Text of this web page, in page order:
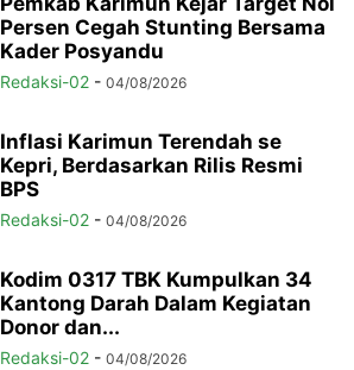
Persen Cegah Stunting Bersama
Kader Posyandu
Redaksi-02 - 04/08/2026
Inflasi Karimun Terendah se
Kepri, Berdasarkan Rilis Resmi
BPS
Redaksi-02 - 04/08/2026
Kodim 0317 TBK Kumpulkan 34
Kantong Darah Dalam Kegiatan
Donor dan...
Redaksi-02 - 04/08/2026